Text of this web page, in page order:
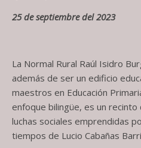
25 de septiembre del 2023
La Normal Rural Raúl Isidro
además de ser un edificio
maestros en Educación
enfoque bilingüe, es un
luchas sociales emprendidas
tiempos de Lucio Cabañas